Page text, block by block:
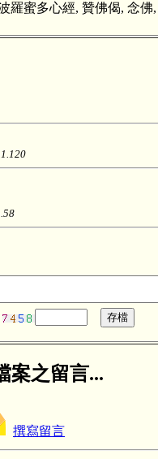
羅蜜多心經, 贊佛偈, 念
案之留言...
撰寫留言